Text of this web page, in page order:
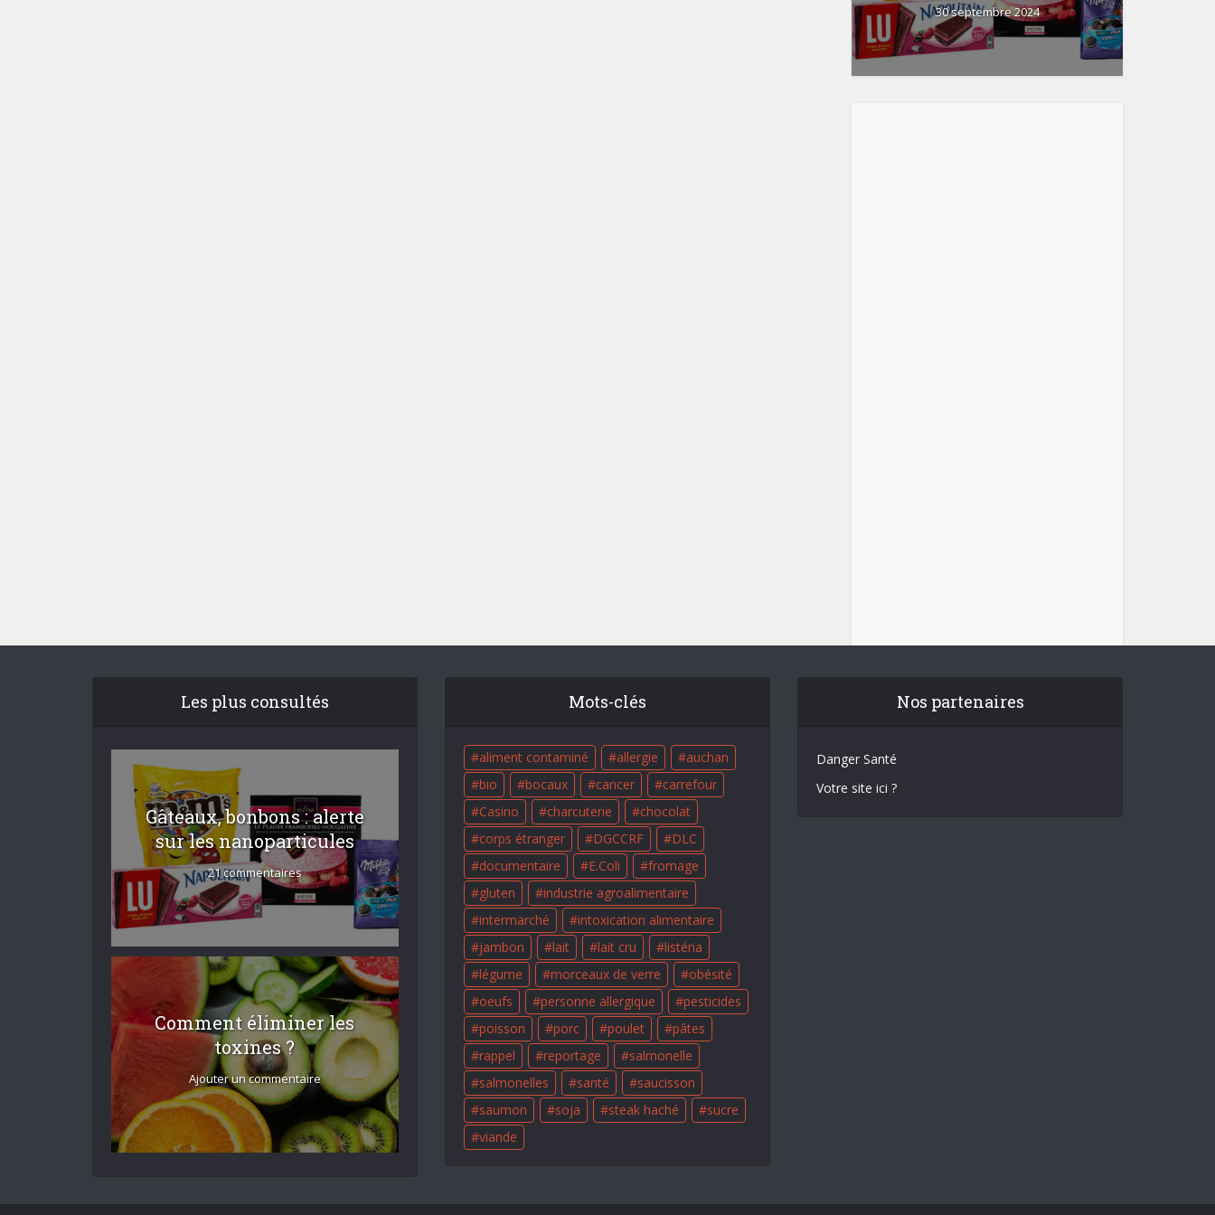
30 septembre 2024
Les plus consultés
Gâteaux, bonbons : alerte
sur les nanoparticules
21 commentaires
Comment éliminer les
toxines ?
Ajouter un commentaire
Mots-clés
aliment contaminé allergie
auchan
bio
bocaux cancer
carrefour
Casino
charcuterie
chocolat
corps étranger
DGCCRF
DLC
documentaire
E.Coli
fromage
gluten
industrie agroalimentaire
intermarché
intoxication alimentaire
jambon
lait lait cru
listéria
légume
morceaux de verre
obésité
oeufs
personne allergique
pesticides
poisson
porc poulet
pâtes
rappel
reportage
salmonelle
salmonelles
santé
saucisson
saumon
soja steak haché
sucre
viande
Nos partenaires
Danger Santé
Votre site ici ?